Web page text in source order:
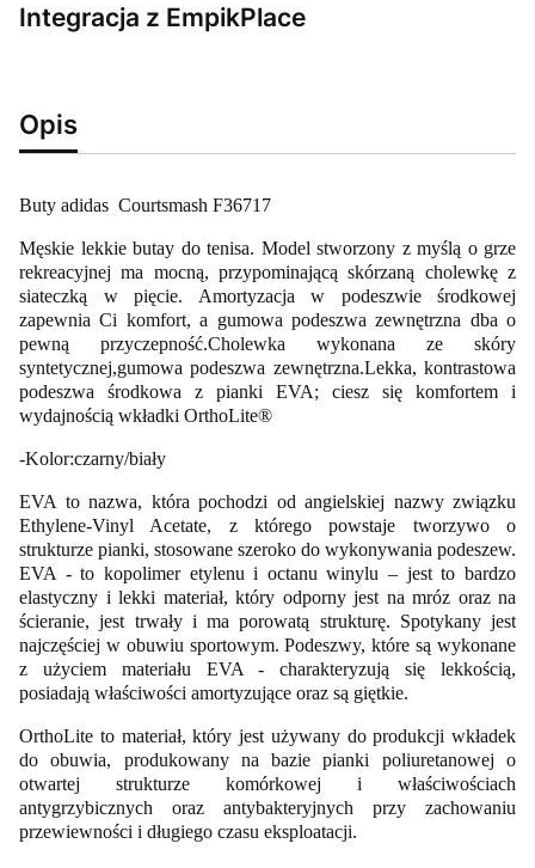
Integracja z EmpikPlace
Opis
Buty adidas Courtsmash F36717
Męskie lekkie butay do tenisa. Model stworzony z myślą o grze
rekreacyjnej ma mocną, przypominającą skórzaną cholewkę z
siateczką w pięcie. Amortyzacja w podeszwie środkowej
zapewnia Ci komfort, a gumowa podeszwa zewnętrzna dba o
pewną przyczepność.Cholewka wykonana ze skóry
syntetycznej,gumowa podeszwa zewnętrzna.Lekka, kontrastowa
podeszwa środkowa z pianki EVA; ciesz się komfortem i
wydajnością wkładki OrthoLite®
-Kolor:czarny/biały
EVA to nazwa, która pochodzi od angielskiej nazwy związku
Ethylene-Vinyl Acetate, z którego powstaje tworzywo o
strukturze pianki, stosowane szeroko do wykonywania podeszew.
EVA - to kopolimer etylenu i octanu winylu – jest to bardzo
elastyczny i lekki materiał, który odporny jest na mróz oraz na
ścieranie, jest trwały i ma porowatą strukturę. Spotykany jest
najczęściej w obuwiu sportowym. Podeszwy, które są wykonane
z użyciem materiału EVA - charakteryzują się lekkością,
posiadają właściwości amortyzujące oraz są giętkie.
OrthoLite to materiał, który jest używany do produkcji wkładek
do obuwia, produkowany na bazie pianki poliuretanowej o
otwartej strukturze komórkowej i właściwościach
antygrzybicznych oraz antybakteryjnych przy zachowaniu
przewiewności i długiego czasu eksploatacji.